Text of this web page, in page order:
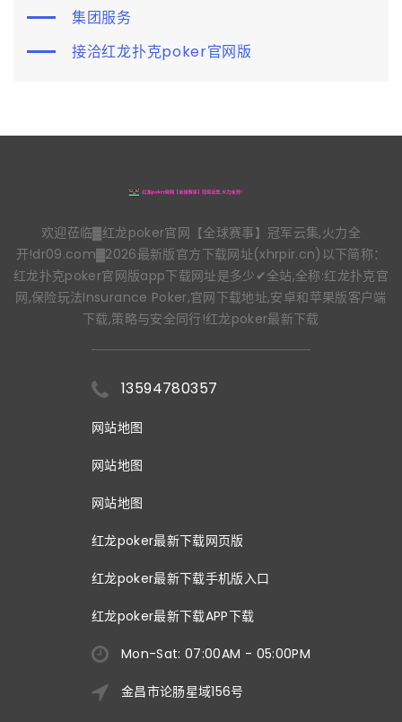
集团服务
接洽红龙扑克poker官网版
欢迎莅临▓红龙poker官网【全球赛事】冠军云集,火力全
开!dr09.com▓2026最新版官方下载网址(xhrpir.cn)以下简称：
红龙扑克poker官网版app下载网址是多少✔全站,全称:红龙扑克官
网,保险玩法Insurance Poker,官网下载地址,安卓和苹果版客户端
下载,策略与安全同行!红龙poker最新下载
13594780357
网站地图
网站地图
网站地图
红龙poker最新下载网页版
红龙poker最新下载手机版入口
红龙poker最新下载APP下载
Mon-Sat: 07:00AM - 05:00PM
金昌市论肠星域156号